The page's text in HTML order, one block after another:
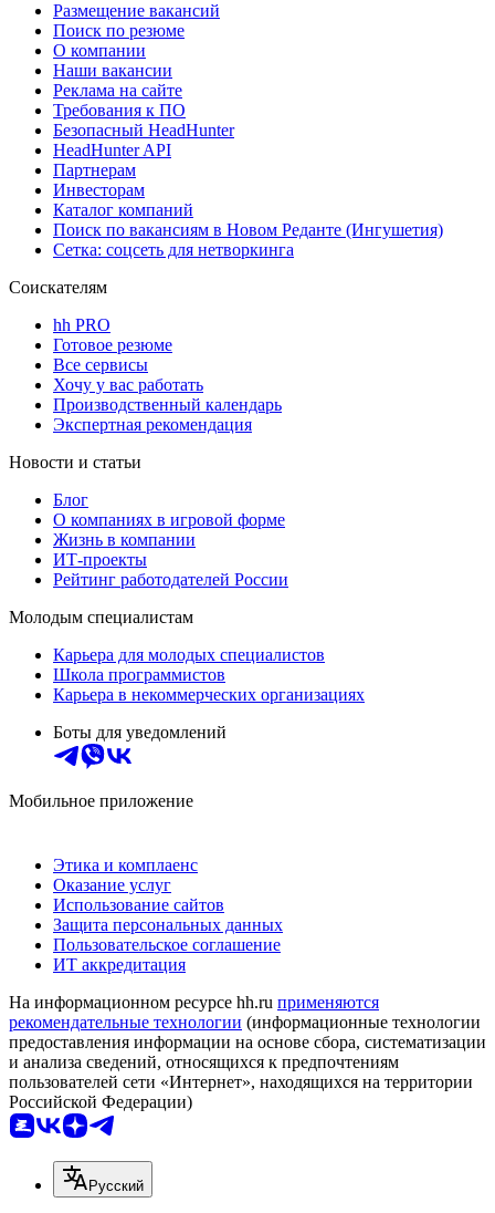
Размещение вакансий
Поиск по резюме
О компании
Наши вакансии
Реклама на сайте
Требования к ПО
Безопасный HeadHunter
HeadHunter API
Партнерам
Инвесторам
Каталог компаний
Поиск по вакансиям в Новом Реданте (Ингушетия)
Сетка: соцсеть для нетворкинга
Соискателям
hh PRO
Готовое резюме
Все сервисы
Хочу у вас работать
Производственный календарь
Экспертная рекомендация
Новости и статьи
Блог
О компаниях в игровой форме
Жизнь в компании
ИТ-проекты
Рейтинг работодателей России
Молодым специалистам
Карьера для молодых специалистов
Школа программистов
Карьера в некоммерческих организациях
Боты для уведомлений
Мобильное приложение
Этика и комплаенс
Оказание услуг
Использование сайтов
Защита персональных данных
Пользовательское соглашение
ИТ аккредитация
На информационном ресурсе hh.ru применяются
рекомендательные технологии (информационные технологии
предоставления информации на основе сбора, систематизации
и анализа сведений, относящихся к предпочтениям
пользователей сети «Интернет», находящихся на территории
Российской Федерации)
Русский